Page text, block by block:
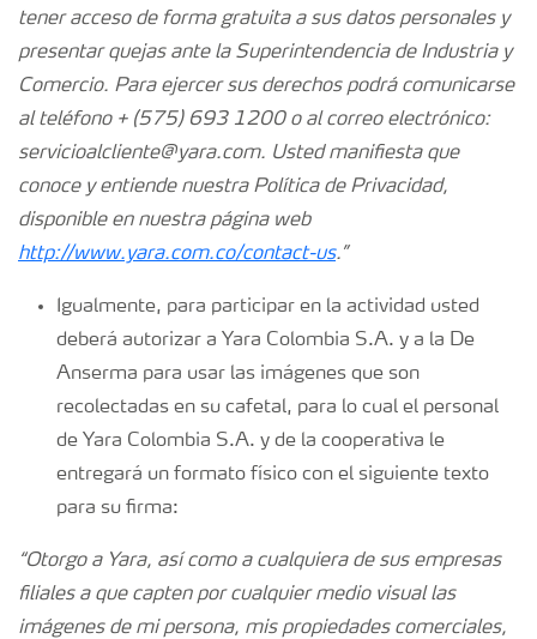
tener acceso de forma gratuita a sus datos personales y
presentar quejas ante la Superintendencia de Industria y
Comercio. Para ejercer sus derechos podrá comunicarse
al teléfono + (575) 693 1200 o al correo electrónico:
servicioalcliente@yara.com. Usted manifiesta que
conoce y entiende nuestra Política de Privacidad,
disponible en nuestra página web
http://www.yara.com.co/contact-us.”
Igualmente, para participar en la actividad usted
deberá autorizar a Yara Colombia S.A. y a la De
Anserma para usar las imágenes que son
recolectadas en su cafetal, para lo cual el personal
de Yara Colombia S.A. y de la cooperativa le
entregará un formato físico con el siguiente texto
para su firma:
“Otorgo a Yara, así como a cualquiera de sus empresas
filiales a que capten por cualquier medio visual las
imágenes de mi persona, mis propiedades comerciales,